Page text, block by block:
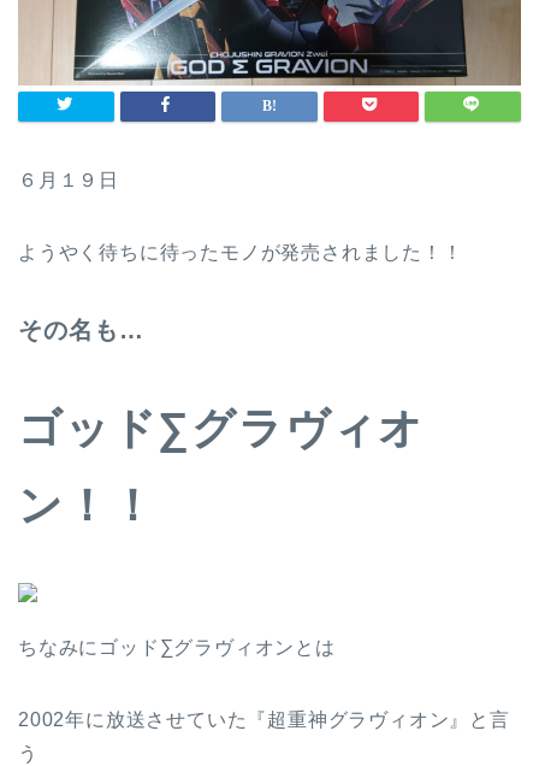
６月１９日
ようやく待ちに待ったモノが発売されました！！
その名も…
ゴッド∑グラヴィオ
ン！！
ちなみにゴッド∑グラヴィオンとは
2002年に放送させていた『超重神グラヴィオン』と言
う